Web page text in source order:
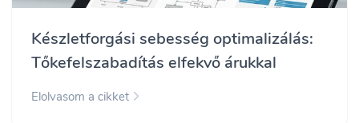
Készletforgási sebesség optimalizálás:
Tőkefelszabadítás elfekvő árukkal
Elolvasom a cikket